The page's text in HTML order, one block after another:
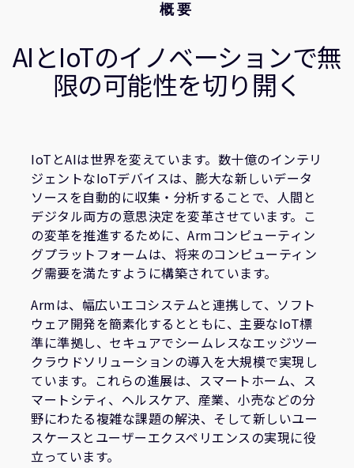
研究連携
ウェブサイト
グローバル本社
110 Fulbourn Road
Cambridge, UK
CB1 9NJ
Tel: + 44(1223) 400 400 [main reception]
Fax: + 44(1223) 400 410
全てのオフィスを見る
関連情報
概要
AIとIoTのイノベーションで無
限の可能性を切り開く
IoTとAIは世界を変えています。数十億のインテリ
ジェントなIoTデバイスは、膨大な新しいデータ
ソースを自動的に収集・分析することで、人間と
デジタル両方の意思決定を変革させています。こ
の変革を推進するために、Armコンピューティン
グプラットフォームは、将来のコンピューティン
グ需要を満たすように構築されています。
Armは、幅広いエコシステムと連携して、ソフト
ウェア開発を簡素化するとともに、主要なIoT標
準に準拠し、セキュアでシームレスなエッジツー
クラウドソリューションの導入を大規模で実現し
ています。これらの進展は、スマートホーム、ス
マートシティ、ヘルスケア、産業、小売などの分
野にわたる複雑な課題の解決、そして新しいユー
スケースとユーザーエクスペリエンスの実現に役
立っています。